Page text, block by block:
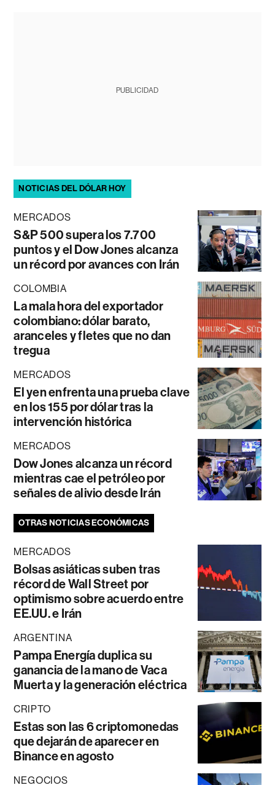
PUBLICIDAD
NOTICIAS DEL DÓLAR HOY
MERCADOS
S&P 500 supera los 7.700
puntos y el Dow Jones alcanza
un récord por avances con Irán
COLOMBIA
La mala hora del exportador
colombiano: dólar barato,
aranceles y fletes que no dan
tregua
MERCADOS
El yen enfrenta una prueba clave
en los 155 por dólar tras la
intervención histórica
MERCADOS
Dow Jones alcanza un récord
mientras cae el petróleo por
señales de alivio desde Irán
OTRAS NOTICIAS ECONÓMICAS
MERCADOS
Bolsas asiáticas suben tras
récord de Wall Street por
optimismo sobre acuerdo entre
EE.UU. e Irán
ARGENTINA
Pampa Energía duplica su
ganancia de la mano de Vaca
Muerta y la generación eléctrica
CRIPTO
Estas son las 6 criptomonedas
que dejarán de aparecer en
Binance en agosto
NEGOCIOS